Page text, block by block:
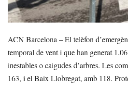
ACN Barcelona – El telèfon
temporal de vent i que han generat
inestables o caigudes d’arbres. Les
163, i el Baix Llobregat, amb 118.